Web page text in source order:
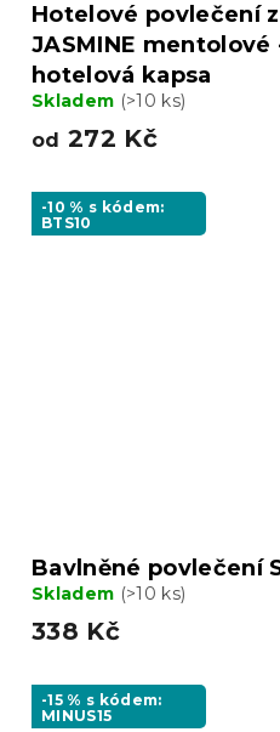
Hotelové povlečení
JASMINE
hotelová kapsa
Skladem (>10 ks)
od 272 Kč
-10 % s kódem:
BTS10
Bavlněné povlečení
Skladem (>10 ks)
338 Kč
-15 % s kódem:
MINUS15